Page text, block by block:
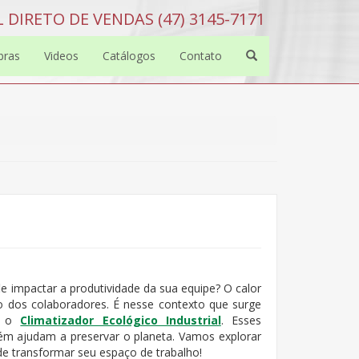
DIRETO DE VENDAS (47) 3145-7171
Videos Catálogos Contato
a produtividade da sua equipe? O calor
colaboradores. É nesse contexto que surge
o Climatizador Ecológico Industrial. Esses
ajudam a preservar o planeta. Vamos explorar
transformar seu espaço de trabalho!